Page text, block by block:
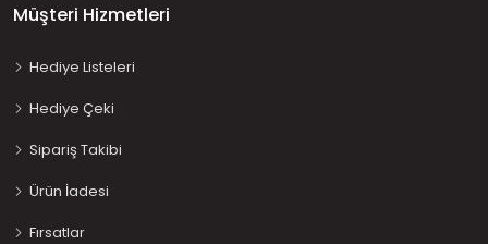
Müşteri Hizmetleri
Hediye Listeleri
Hediye Çeki
Sipariş Takibi
Ürün İadesi
Fırsatlar